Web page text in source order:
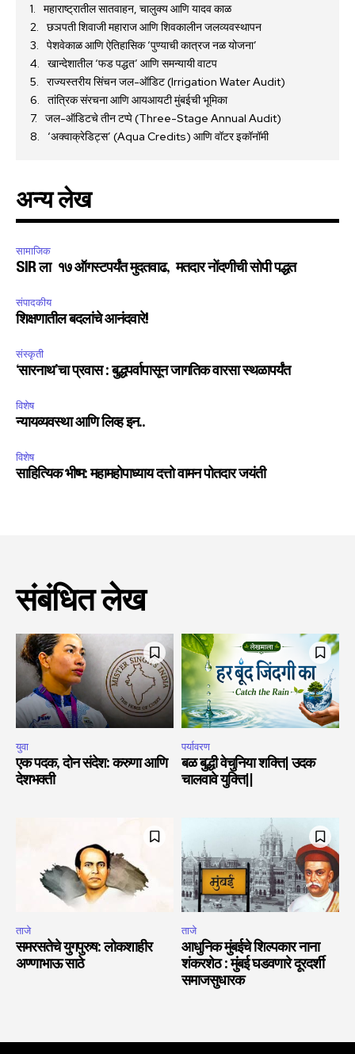
महाराष्ट्रातील सातवाहन, चालुक्य आणि यादव काळ
छञपती शिवाजी महाराज आणि शिवकालीन जलव्यवस्थापन
पेशवेकाळ आणि ऐतिहासिक ‘पुण्याची कात्रज नळ योजना’
खान्देशातील ‘फड पद्धत’ आणि समन्यायी वाटप
राज्यस्तरीय सिंचन जल-ऑडिट (Irrigation Water Audit)
तांत्रिक संरचना आणि आयआयटी मुंबईची भूमिका
जल-ऑडिटचे तीन टप्पे (Three-Stage Annual Audit)
‘अक्वाक्रेडिट्स’ (Aqua Credits) आणि वॉटर इकॉनॉमी
अन्य लेख
सामाजिक
SIR ला १७ ऑगस्टपर्यंत मुदतवाढ, मतदार नोंदणीची सोपी पद्धत
संपादकीय
शिक्षणातील बदलांचे आनंदवारे!
संस्कृती
‘सारनाथ’चा प्रवास : बुद्धपर्वापासून जागतिक वारसा स्थळापर्यंत
विशेष
न्यायव्यवस्था आणि लिव्ह इन..
विशेष
साहित्यिक भीष्म: महामहोपाध्याय दत्तो वामन पोतदार जयंती
संबंधित लेख
युवा
एक पदक, दोन संदेश: करुणा आणि
देशभक्ती
पर्यावरण
बळ बुद्धी वेचुनिया शक्ति| उदक
चालवावे युक्ति||
ताजे
समरसतेचे युगपुरुष: लोकशाहीर
अण्णाभाऊ साठे
ताजे
आधुनिक मुंबईचे शिल्पकार नाना
शंकरशेठ : मुंबई घडवणारे दूरदर्शी
समाजसुधारक